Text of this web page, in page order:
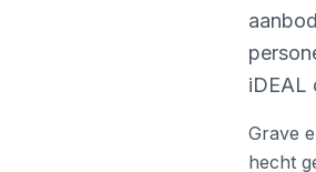
iDEAL
Grave
hecht